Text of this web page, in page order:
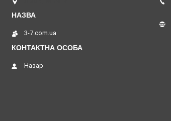
3-7.com.ua
Назар